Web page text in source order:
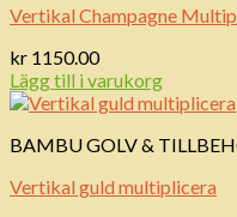
Vertikal Champagne
kr 1150.00
Lägg till i varukorg
BAMBU GOLV &
Vertikal guld multiplicera